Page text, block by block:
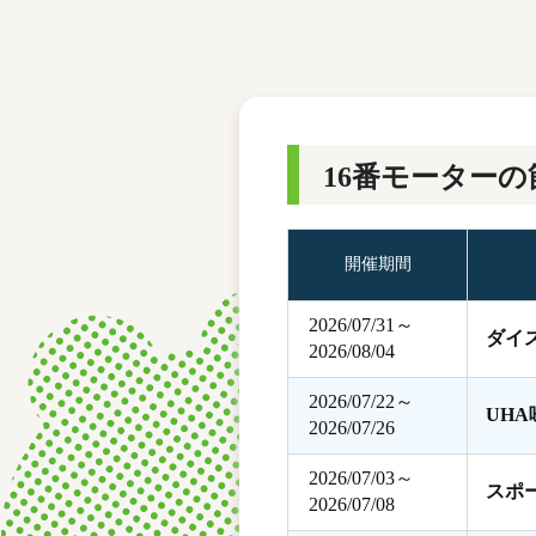
ボートデータ
16番モーター
開催期間
2026/07/31～
2026/08/04
ダイ
2026/07/22～
2026/07/26
UHA
2026/07/03～
2026/07/08
スポ